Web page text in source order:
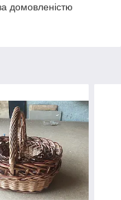
домовленістю